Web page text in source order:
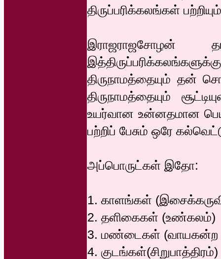
திருப்பரிக்கலங்கள்
இராஜராஜசோழன்
திருநாமத்தையும் தன்
திருநாமத்தையும்
உயர்வான உன்னதமான
பற்றிப் பேசும் ஒரே
அப்பொருட்கள் இதோ:
1. காளங்கள்
2. தளிகைகள் (உண்கலம்)
3. மண்டைகள் (வாயகன்ற
4. குடங்கள்(சிறுபாத்திரம்)